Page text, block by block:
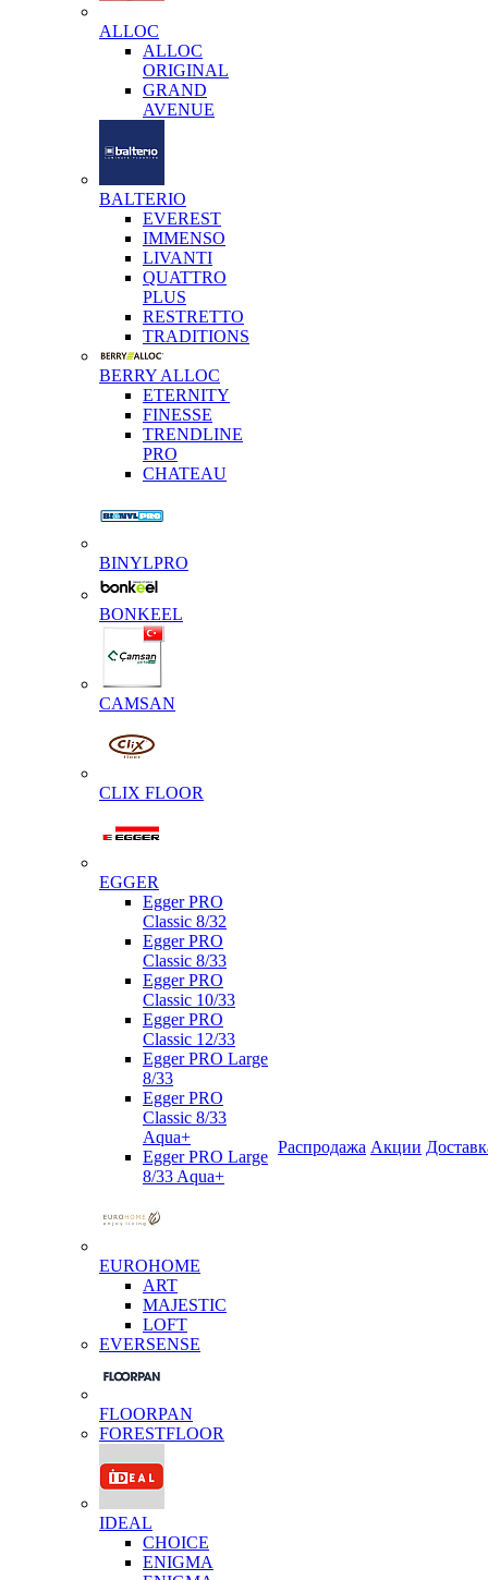
ALLOC
ALLOC
ORIGINAL
GRAND
AVENUE
BALTERIO
EVEREST
IMMENSO
LIVANTI
QUATTRO
PLUS
RESTRETTO
TRADITIONS
BERRY ALLOC
ETERNITY
FINESSE
TRENDLINE
PRO
CHATEAU
BINYLPRO
BONKEEL
CAMSAN
CLIX FLOOR
EGGER
Egger PRO
Classic 8/32
Egger PRO
Classic 8/33
Egger PRO
Classic 10/33
Egger PRO
Classic 12/33
Egger PRO Large
8/33
Egger PRO
Classic 8/33
Aqua+
Egger PRO Large
8/33 Aqua+
EUROHOME
ART
MAJESTIC
LOFT
EVERSENSE
FLOORPAN
FORESTFLOOR
IDEAL
CHOICE
ENIGMA
Распродажа Акции